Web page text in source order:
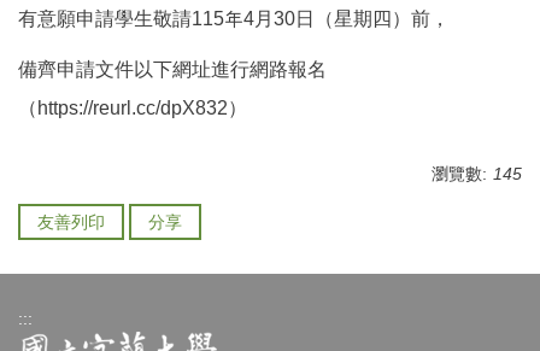
有意願申請學生敬請115年4月30日（星期四）前，
備齊申請文件以下網址進行網路報名
（https://reurl.cc/dpX832）
瀏覽數: 145
友善列印 分享
:::